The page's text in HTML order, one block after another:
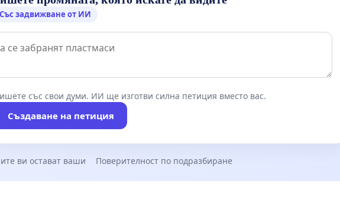
Със задвижване от ИИ
със свои думи. ИИ ще изготви силна петиция вместо вас.
Създаване на петиция
ви остават ваши Поверителност по подразбиране